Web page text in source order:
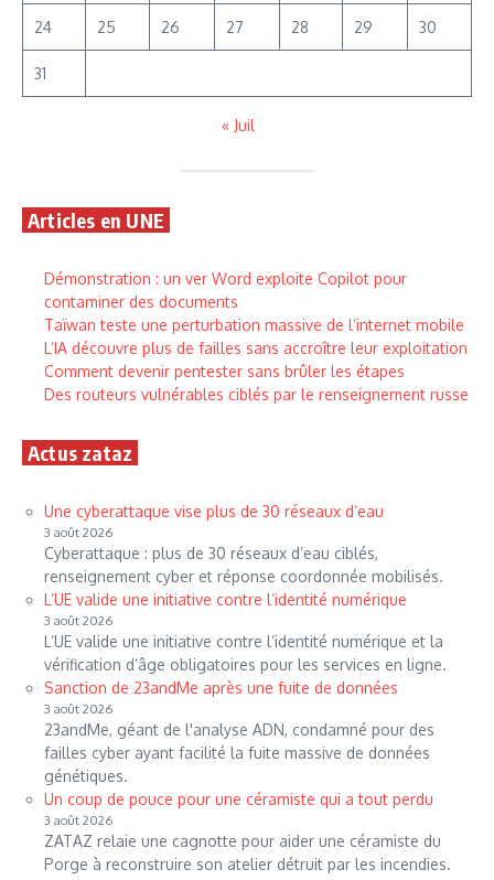
24 25 26 27 28 29 30
31
« Juil
Articles en UNE
Démonstration : un ver Word exploite Copilot pour
contaminer des documents
Taïwan teste une perturbation massive de l’internet mobile
L’IA découvre plus de failles sans accroître leur exploitation
Comment devenir pentester sans brûler les étapes
Des routeurs vulnérables ciblés par le renseignement russe
Actus zataz
Une cyberattaque vise plus de 30 réseaux d’eau
3 août 2026
Cyberattaque : plus de 30 réseaux d’eau ciblés,
renseignement cyber et réponse coordonnée mobilisés.
L’UE valide une initiative contre l’identité numérique
3 août 2026
L’UE valide une initiative contre l’identité numérique et la
vérification d’âge obligatoires pour les services en ligne.
Sanction de 23andMe après une fuite de données
3 août 2026
23andMe, géant de l'analyse ADN, condamné pour des
failles cyber ayant facilité la fuite massive de données
génétiques.
Un coup de pouce pour une céramiste qui a tout perdu
3 août 2026
ZATAZ relaie une cagnotte pour aider une céramiste du
Porge à reconstruire son atelier détruit par les incendies.